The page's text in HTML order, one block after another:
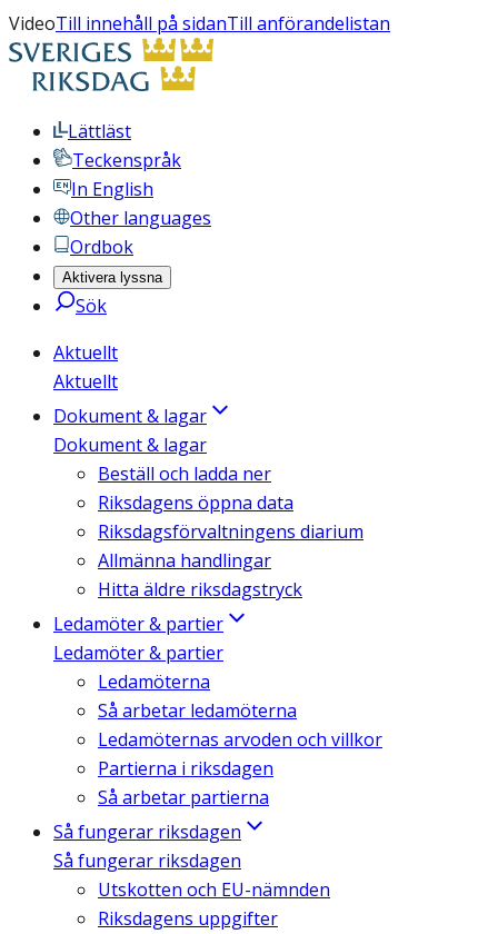
VideoTill innehåll på sidanTill anförandelistan
Lättläst
Teckenspråk
In English
Other languages
Ordbok
Aktivera lyssna
Sök
Aktuellt
Aktuellt
Dokument & lagar
Dokument & lagar
Beställ och ladda ner
Riksdagens öppna data
Riksdagsförvaltningens diarium
Allmänna handlingar
Hitta äldre riksdagstryck
Ledamöter & partier
Ledamöter & partier
Ledamöterna
Så arbetar ledamöterna
Ledamöternas arvoden och villkor
Partierna i riksdagen
Så arbetar partierna
Så fungerar riksdagen
Så fungerar riksdagen
Utskotten och EU-nämnden
Riksdagens uppgifter